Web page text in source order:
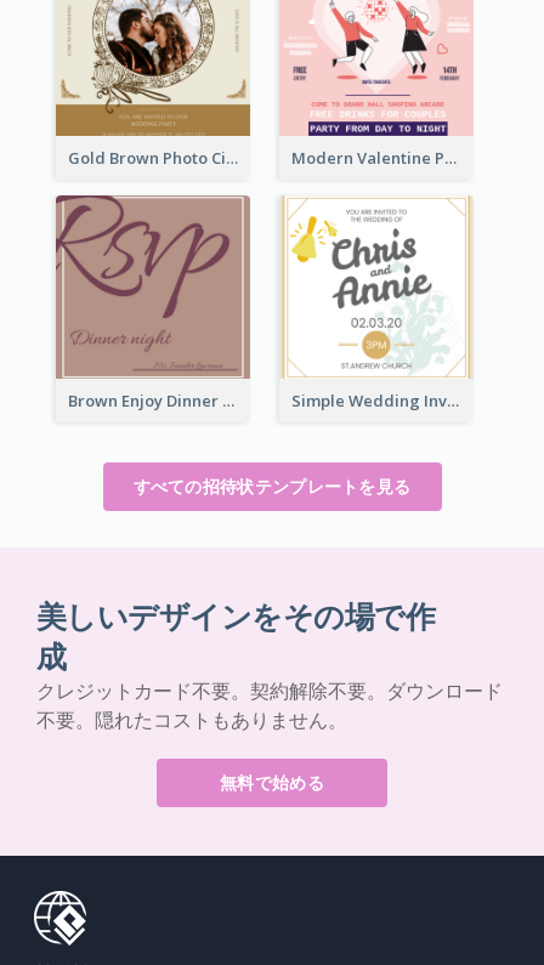
Gold Brown Photo Circle Wedding Invitation Modern Valentine Party Pink Invitation Design Templates
Brown Enjoy Dinner At Night Invitation Simple Wedding Invitation At Church 2020 Invitation
すべての招待状テンプレートを見る
美しいデザインをその場で作
成
クレジットカード不要。契約解除不要。ダウンロード
不要。隠れたコストもありません。
無料で始める